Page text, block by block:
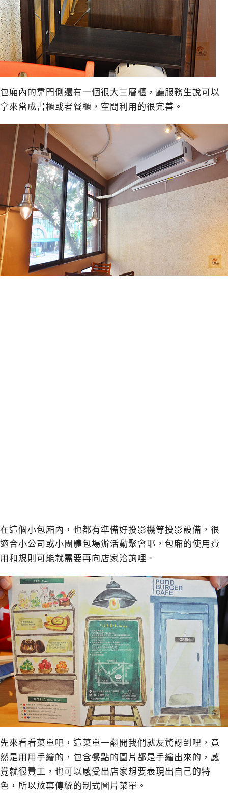
包廂內的靠門側還有一個很大三層櫃，廳服務生說可以
拿來當成書櫃或者餐櫃，空間利用的很完善。
在這個小包廂內，也都有準備好投影機等投影設備，很
適合小公司或小團體包場辦活動聚會耶，包廂的使用費
用和規則可能就需要再向店家洽詢哩。
先來看看菜單吧，這菜單一翻開我們就友驚訝到哩，竟
然是用用手繪的，包含餐點的圖片都是手繪出來的，感
覺就很費工，也可以感受出店家想要表現出自己的特
色，所以放棄傳統的制式圖片菜單。